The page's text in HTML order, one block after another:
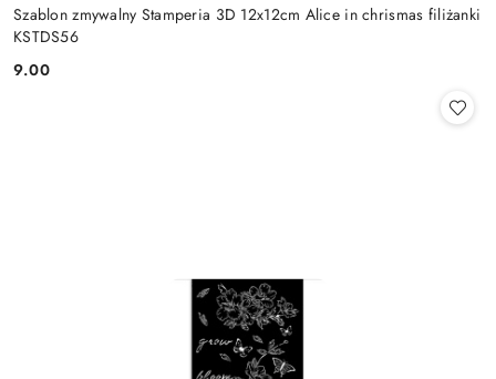
Szablon zmywalny Stamperia 3D 12x12cm Alice in chrismas filiżanki
KSTDS56
Cena:
9.00